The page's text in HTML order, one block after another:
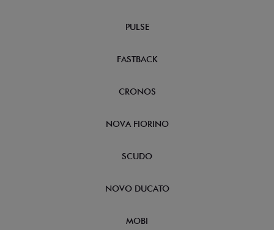
PULSE
FASTBACK
CRONOS
NOVA FIORINO
SCUDO
NOVO DUCATO
MOBI